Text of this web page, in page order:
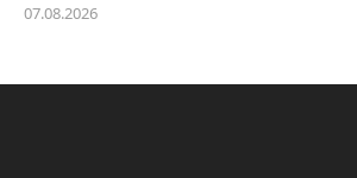
07.08.2026